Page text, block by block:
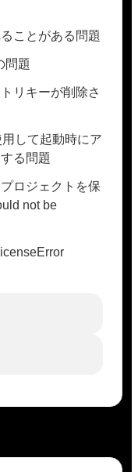
ことがある問題
問題
リキーが削除さ
して起動時にア
る問題
ロジェクトを保
not be